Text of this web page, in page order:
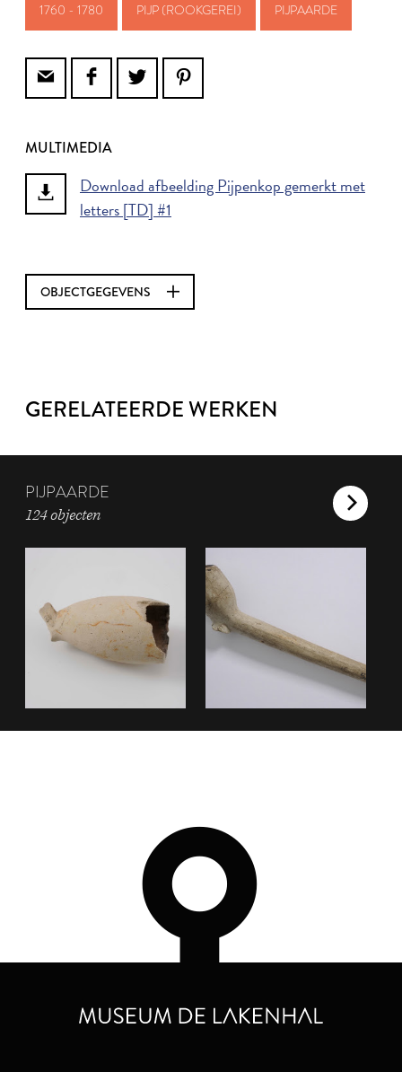
1760 - 1780 PIJP (ROOKGEREI) PIJPAARDE
MULTIMEDIA
Download afbeelding Pijpenkop gemerkt met
letters [TD] #1
OBJECTGEGEVENS
GERELATEERDE WERKEN
PIJPAARDE
124 objecten